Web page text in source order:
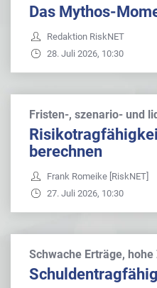
Das Mythos-
Redaktion RiskNET
28. Juli 2026, 10:30
Fristen-, szenario- und
berechnen
Frank Romeike [RiskNET]
27. Juli 2026, 10:30
Schwache Erträge, hohe